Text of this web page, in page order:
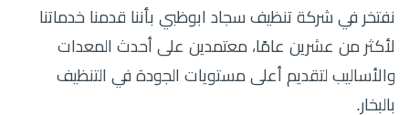
نفتخر في شركة تنظيف سجاد ابوظبي بأننا قدمنا خدماتنا
لأكثر من عشرين عامًا، معتمدين على أحدث المعدات
والأساليب لتقديم أعلى مستويات الجودة في التنظيف
بالبخار.